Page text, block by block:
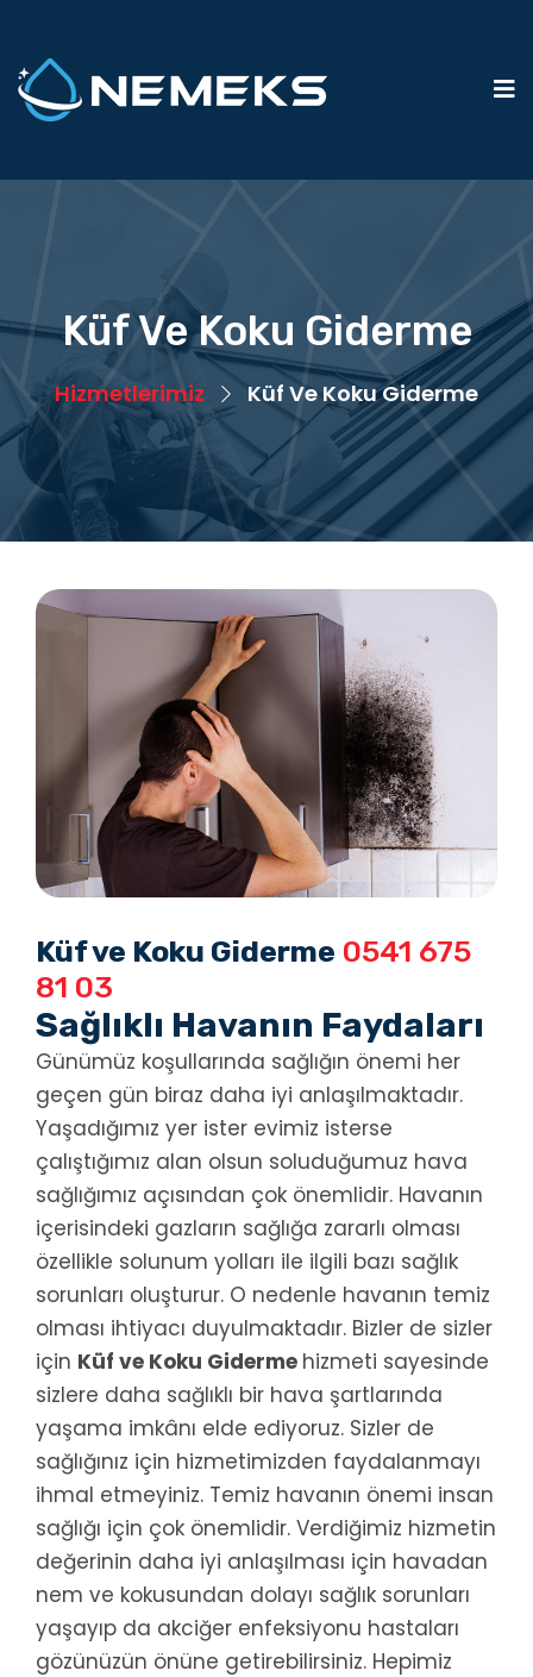
Küf Ve Koku Giderme
Hizmetlerimiz Küf Ve Koku Giderme
Küf ve Koku Giderme 0541 675
81 03
Sağlıklı Havanın Faydaları
Günümüz koşullarında sağlığın önemi her
geçen gün biraz daha iyi anlaşılmaktadır.
Yaşadığımız yer ister evimiz isterse
çalıştığımız alan olsun soluduğumuz hava
sağlığımız açısından çok önemlidir. Havanın
içerisindeki gazların sağlığa zararlı olması
özellikle solunum yolları ile ilgili bazı sağlık
sorunları oluşturur. O nedenle havanın temiz
olması ihtiyacı duyulmaktadır. Bizler de sizler
için Küf ve Koku Giderme hizmeti sayesinde
sizlere daha sağlıklı bir hava şartlarında
yaşama imkânı elde ediyoruz. Sizler de
sağlığınız için hizmetimizden faydalanmayı
ihmal etmeyiniz. Temiz havanın önemi insan
sağlığı için çok önemlidir. Verdiğimiz hizmetin
değerinin daha iyi anlaşılması için havadan
nem ve kokusundan dolayı sağlık sorunları
yaşayıp da akciğer enfeksiyonu hastaları
gözünüzün önüne getirebilirsiniz. Hepimiz